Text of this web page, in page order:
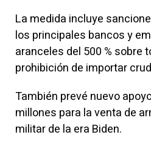
La medida incluye
los principales bancos y
aranceles del 500 % sobre
prohibición de importar
También prevé nuevo
millones para la venta de
militar de la era Biden.